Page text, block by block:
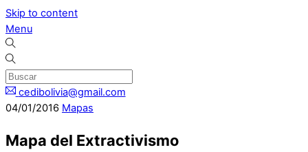
Skip to content
Menu
cedibolivia@gmail.com
04/01/2016 Mapas
Mapa del Extractivismo